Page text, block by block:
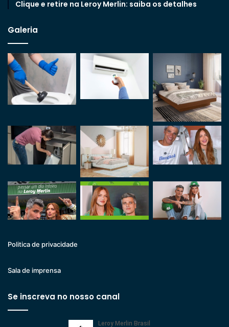
Clique e retire na Leroy Merlin: saiba os detalhes
Galeria
Politica de privacidade
Sala de imprensa
Se inscreva no nosso canal